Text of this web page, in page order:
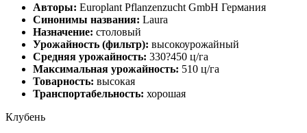
Авторы: Europlant Pflanzenzucht GmbH Германия
Синонимы названия: Laura
Назначение: столовый
Урожайность (фильтр): высокоурожайный
Средняя урожайность: 330?450 ц/га
Максимальная урожайность: 510 ц/га
Товарность: высокая
Транспортабельность: хорошая
Клубень